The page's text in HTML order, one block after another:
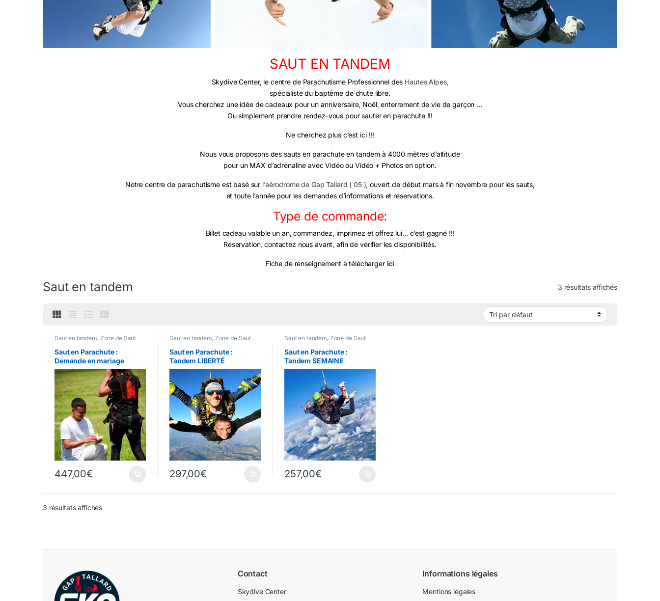
SAUT EN TANDEM
Skydive Center, le centre de Parachutisme Professionnel des Hautes Alpes,
spécialiste du baptême de chute libre.
Vous cherchez une idée de cadeaux pour un anniversaire, Noël, enterrement de vie de garçon …
Ou simplement prendre rendez-vous pour sauter en parachute !!!
Ne cherchez plus c’est ici !!!
Nous vous proposons des sauts en parachute en tandem à 4000 mètres d’altitude
pour un MAX d’adrénaline avec Vidéo ou Vidéo + Photos en option.
Notre centre de parachutisme est basé sur l’aérodrome de Gap Tallard ( 05 ),ouvert de début mars à fin novembre pour les sauts,
et toute l’année pour les demandes d’informations et réservations.
Type de commande:
Billet cadeau valable un an, commandez, imprimez et offrez lui… c’est gagné !!!
Réservation, contactez nous avant, afin de vérifier les disponibilités.
Fiche de renseignement à télécharger ici
Saut en tandem 3 résultats affichés
Saut en tandem, Zone de Saut
Saut en Parachute :
Demande en mariage
447,00€
Saut en tandem, Zone de Saut
Saut en Parachute :
Tandem LIBERTÉ
297,00€
Saut en tandem, Zone de Saut
Saut en Parachute :
Tandem SEMAINE
257,00€
3 résultats affichés
Contact
Skydive Center
Informations légales
Mentions légales